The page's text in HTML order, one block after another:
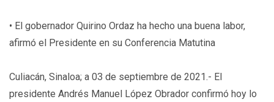
• El gobernador Quirino Ordaz ha hecho una buena labor,
afirmó el Presidente en su Conferencia Matutina
Culiacán, Sinaloa; a 03 de septiembre de 2021.- El
presidente Andrés Manuel López Obrador confirmó hoy lo